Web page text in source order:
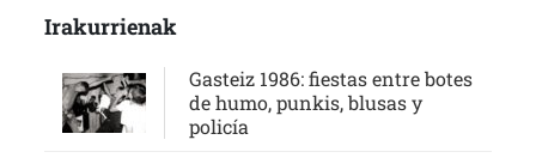
Irakurrienak
Gasteiz 1986: fiestas entre botes
de humo, punkis, blusas y
policía